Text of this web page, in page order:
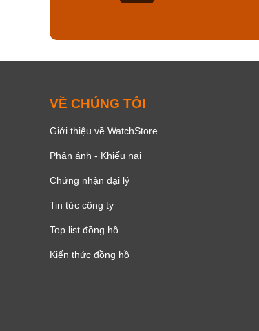
VỀ CHÚNG TÔI
Giới thiệu về WatchStore
Phản ánh - Khiếu nại
Chứng nhận đại lý
Tin tức công ty
Top list đồng hồ
Kiến thức đồng hồ